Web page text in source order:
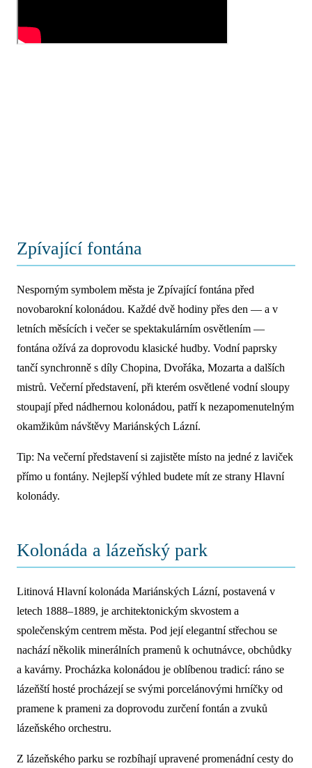
Zpívající fontána
Nesporným symbolem města je Zpívající fontána před
novobarokní kolonádou. Každé dvě hodiny přes den — a v
letních měsících i večer se spektakulárním osvětlením —
fontána ožívá za doprovodu klasické hudby. Vodní paprsky
tančí synchronně s díly Chopina, Dvořáka, Mozarta a dalších
mistrů. Večerní představení, při kterém osvětlené vodní sloupy
stoupají před nádhernou kolonádou, patří k nezapomenutelným
okamžikům návštěvy Mariánských Lázní.
Tip: Na večerní představení si zajistěte místo na jedné z laviček
přímo u fontány. Nejlepší výhled budete mít ze strany Hlavní
kolonády.
Kolonáda a lázeňský park
Litinová Hlavní kolonáda Mariánských Lázní, postavená v
letech 1888–1889, je architektonickým skvostem a
společenským centrem města. Pod její elegantní střechou se
nachází několik minerálních pramenů k ochutnávce, obchůdky
a kavárny. Procházka kolonádou je oblíbenou tradicí: ráno se
lázeňští hosté procházejí se svými porcelánovými hrníčky od
pramene k prameni za doprovodu zurčení fontán a zvuků
lázeňského orchestru.
Z lázeňského parku se rozbíhají upravené promenádní cesty do